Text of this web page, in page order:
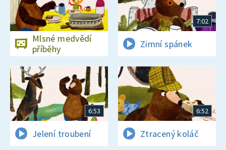
Mlsné medvědí
příběhy
7:02
Zimní spánek
6:53
Jelení troubení
6:52
Ztracený koláč